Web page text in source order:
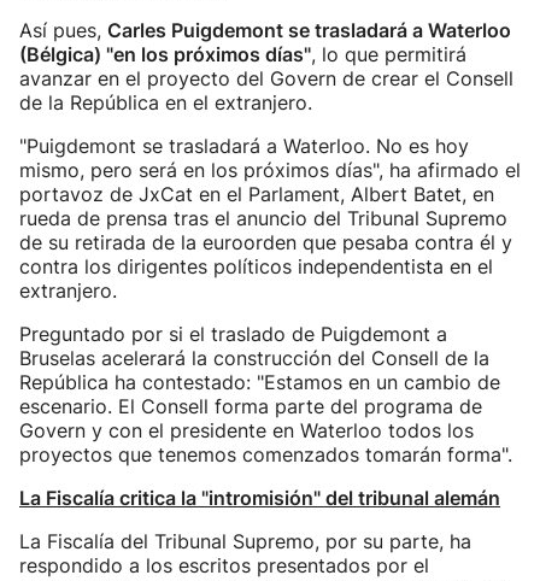
Así pues, Carles Puigdemont se trasladará a Waterloo
(Bélgica) "en los próximos días", lo que permitirá
avanzar en el proyecto del Govern de crear el Consell
de la República en el extranjero.
"Puigdemont se trasladará a Waterloo. No es hoy
mismo, pero será en los próximos días", ha afirmado el
portavoz de JxCat en el Parlament, Albert Batet, en
rueda de prensa tras el anuncio del Tribunal Supremo
de su retirada de la euroorden que pesaba contra él y
contra los dirigentes políticos independentista en el
extranjero.
Preguntado por si el traslado de Puigdemont a
Bruselas acelerará la construcción del Consell de la
República ha contestado: "Estamos en un cambio de
escenario. El Consell forma parte del programa de
Govern y con el presidente en Waterloo todos los
proyectos que tenemos comenzados tomarán forma".
La Fiscalía critica la "intromisión" del tribunal alemán
La Fiscalía del Tribunal Supremo, por su parte, ha
respondido a los escritos presentados por el